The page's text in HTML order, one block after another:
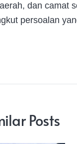
dan camat
persoalan
Posts